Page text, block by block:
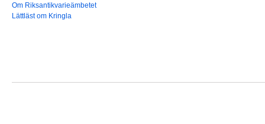
Om Riksantikvarieämbetet
Lättläst om Kringla